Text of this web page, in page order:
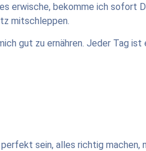
erwische, bekomme ich sofort
mitschleppen.
gut zu ernähren. Jeder Tag ist
sein, alles richtig machen,